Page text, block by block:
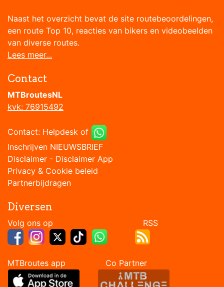
Naast het overzicht bevat de site routebeoordelingen,
een route Top 10, reacties van bikers en videobeelden
van diverse routes.
Lees meer...
Contact
MTBroutesNL
kvk: 76915492
Contact: Helpdesk of
Inschrijven NIEUWSBRIEF
Disclaimer - Disclaimer App
Privacy & Cookie beleid
Partnerbijdragen
Diversen
Volg ons op RSS
MTBroutes app Co Partner